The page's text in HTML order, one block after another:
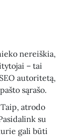
nereiškia,
– tai
autoritetą,
sąrašo.
atrodo
su
gali būti